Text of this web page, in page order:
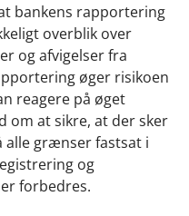
bankens rapportering
overblik over
og afvigelser fra
øger risikoen
reagere på øget
om at sikre, at der sker
grænser fastsat i
og
forbedres.